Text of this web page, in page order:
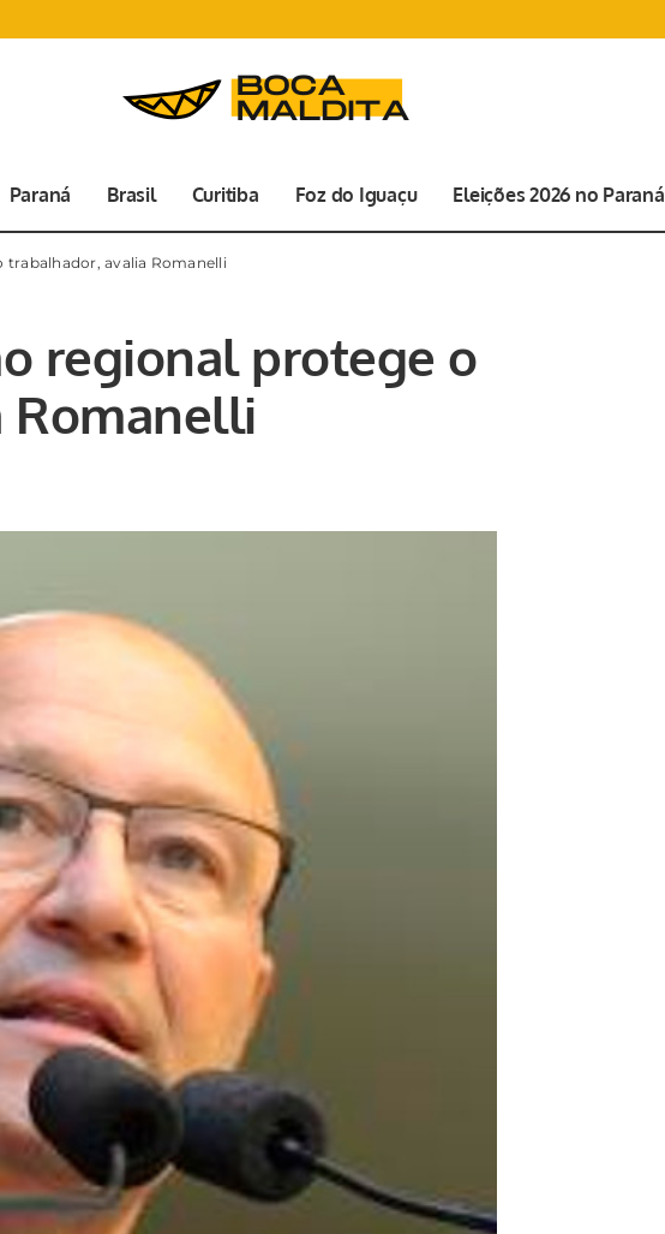
Paraná Brasil Curitiba Foz do Iguaçu Eleições 2026 no Paraná
avalia Romanelli
regional protege o
Romanelli